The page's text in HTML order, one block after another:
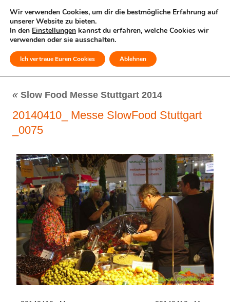
MENÜ
« Slow Food Messe Stuttgart 2014
20140410_ Messe SlowFood Stuttgart
_0075
Wir verwenden Cookies, um dir die bestmögliche Erfahrung auf
unserer Website zu bieten.
In den Einstellungen kannst du erfahren, welche Cookies wir
verwenden oder sie ausschalten.
Ich vertraue Euren Cookies Ablehnen